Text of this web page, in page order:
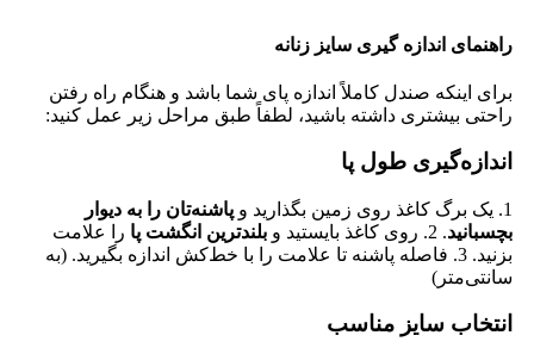
راهنمای اندازه گیری سایز زنانه
برای اینکه صندل کاملاً اندازه پای شما باشد و هنگام راه رفتن
راحتی بیشتری داشته باشید، لطفاً طبق مراحل زیر عمل کنید:
اندازه‌گیری طول پا
1. یک برگ کاغذ روی زمین بگذارید و
پاشنه‌تان را به دیوار
بچسبانید. 2. روی کاغذ بایستید و بلندترین انگشت پا را علامت
بزنید. 3. فاصله پاشنه تا علامت را با خط‌کش اندازه بگیرید. (به
سانتی‌متر)
انتخاب سایز مناسب